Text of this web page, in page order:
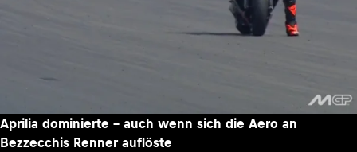
Aprilia dominierte – auch wenn sich die Aero an
Bezzecchis Renner auflöste